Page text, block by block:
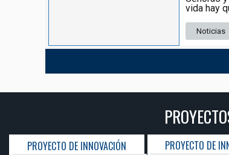
vida hay
Noticias
PROYECTO DE INNOVACIÓN PROYECTO DE